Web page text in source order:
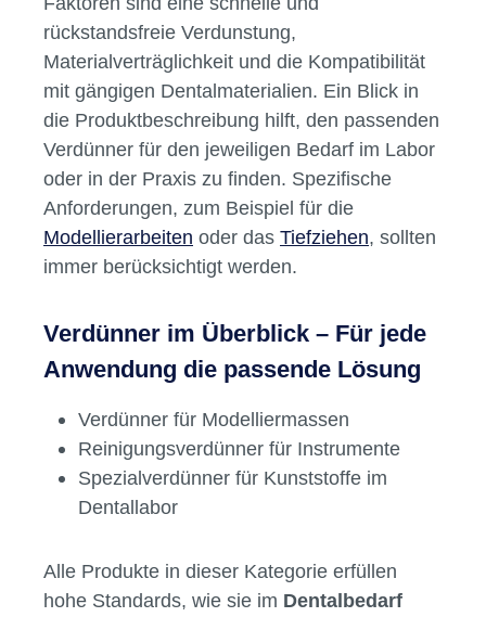
rückstandsfreie Verdunstung,
Materialverträglichkeit und die Kompatibilität
mit gängigen Dentalmaterialien. Ein Blick in
die Produktbeschreibung hilft, den passenden
Verdünner für den jeweiligen Bedarf im Labor
oder in der Praxis zu finden. Spezifische
Anforderungen, zum Beispiel für die
Modellierarbeiten oder das Tiefziehen, sollten
immer berücksichtigt werden.
Verdünner im Überblick – Für jede
Anwendung die passende Lösung
Verdünner für Modelliermassen
Reinigungsverdünner für Instrumente
Spezialverdünner für Kunststoffe im
Dentallabor
Alle Produkte in dieser Kategorie erfüllen
hohe Standards, wie sie im Dentalbedarf